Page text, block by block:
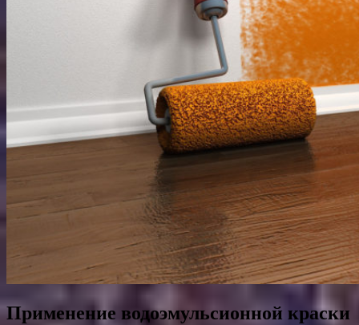
Применение водоэмульсионной краски